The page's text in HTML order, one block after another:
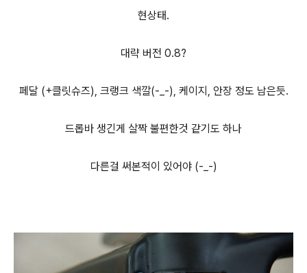
현상태.
대략 버전 0.8?
페달 (+클릿슈즈), 크랭크 색깔(-_-), 케이지, 안장 정도 남은듯.
드롭바 생긴게 살짝 불편한것 같기도 하나
다른걸 써본적이 있어야 (-_-)